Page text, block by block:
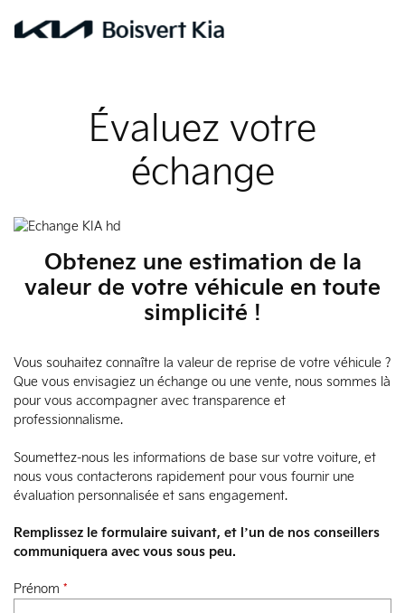
Évaluez votre
échange
Obtenez une estimation de la
valeur de votre véhicule en toute
simplicité !
Vous souhaitez connaître la valeur de reprise de votre véhicule ?
Que vous envisagiez un échange ou une vente, nous sommes là
pour vous accompagner avec transparence et
professionnalisme.
Soumettez-nous les informations de base sur votre voiture, et
nous vous contacterons rapidement pour vous fournir une
évaluation personnalisée et sans engagement.
Remplissez le formulaire suivant, et l’un de nos conseillers
communiquera avec vous sous peu.
Prénom *